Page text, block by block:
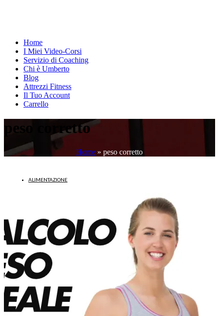
Home
I Miei Video-Corsi
Servizio di Coaching
Chi è Umberto
Blog
Attrezzi Fitness
Il Tuo Account
Carrello
peso corretto
Home » peso corretto
ALIMENTAZIONE